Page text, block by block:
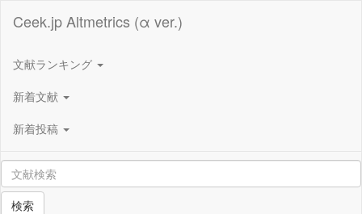
Ceek.jp Altmetrics (α ver.)
文献ランキング
新着文献
新着投稿
検索